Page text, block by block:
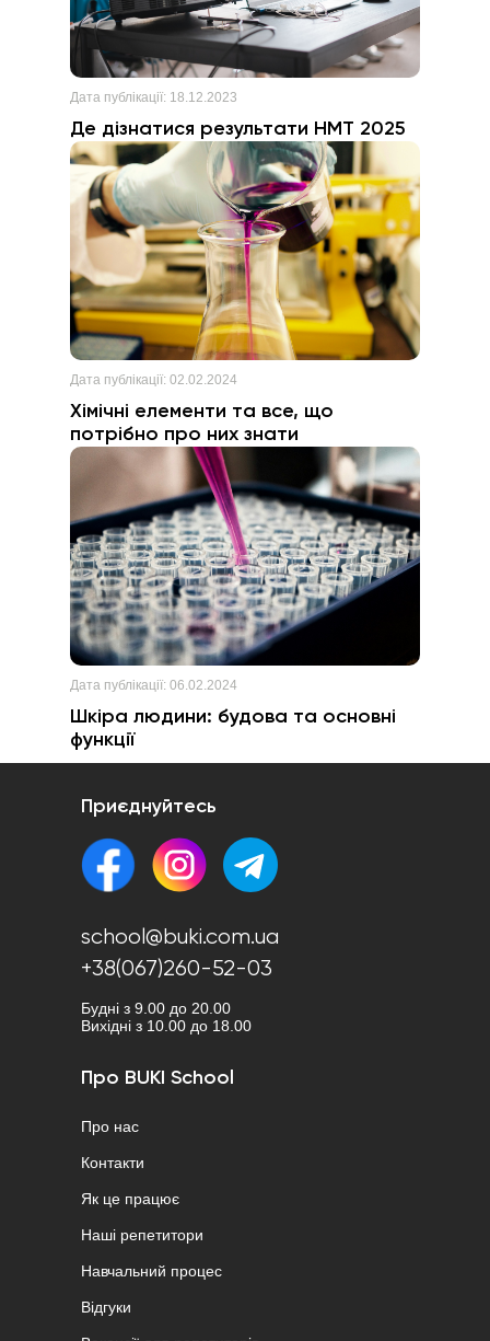
Дата публікації: 18.12.2023
Де дізнатися результати НМТ 2025
Дата публікації: 02.02.2024
Хімічні елементи та все, що
потрібно про них знати
Дата публікації: 06.02.2024
Шкіра людини: будова та основні
функції
Приєднуйтесь
school@buki.com.ua
+38(067)260-52-03
Будні з 9.00 до 20.00
Вихідні з 10.00 до 18.00
Про BUKI School
Про нас
Контакти
Як це працює
Наші репетитори
Навчальний процес
Відгуки